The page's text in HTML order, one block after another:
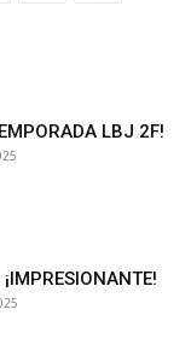
LBJ 2F!